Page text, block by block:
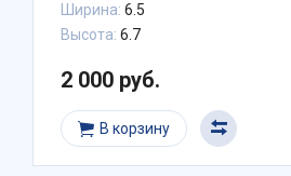
Ширина: 6.5
Высота: 6.7
2 000 руб.
В корзину